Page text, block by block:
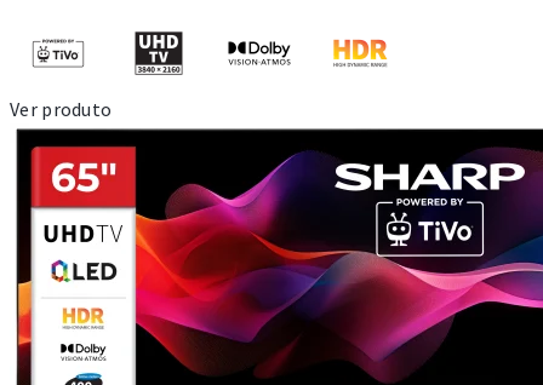
Ver produto